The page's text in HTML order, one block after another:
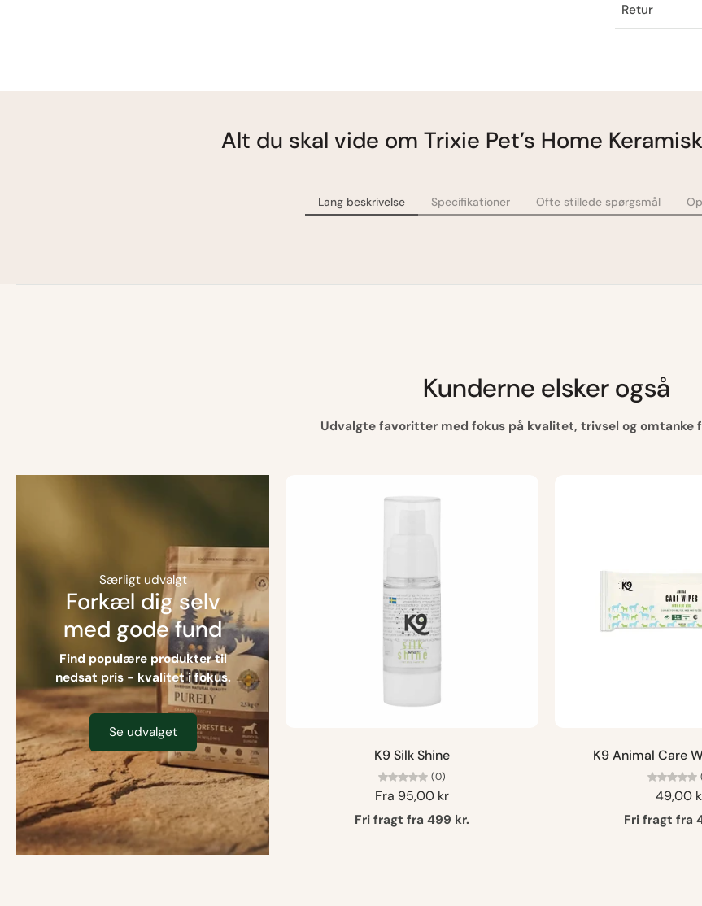
Retur
Alt du skal vide om Trixie Pet’s Home
Lang beskrivelse Specifikationer Ofte stillede spørgsmål
Kunderne elsker også
Udvalgte favoritter med fokus på kvalitet, trivsel og omtanke
Særligt udvalgt
Forkæl dig selv
med gode fund
Find populære produkter til
nedsat pris - kvalitet i fokus.
Se udvalget
K9 Silk Shine
(0)
Fra 95,00 kr
Fri fragt fra 499 kr.
K9 Animal Care
49,00
Fri fragt fra